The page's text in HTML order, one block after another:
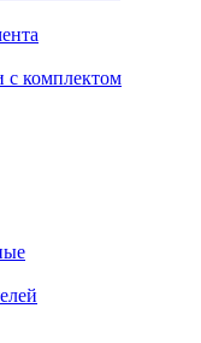
с комплектом